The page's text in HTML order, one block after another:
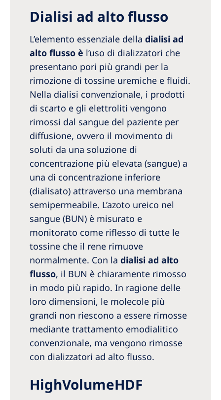
Dialisi ad alto flusso
L’elemento essenziale della dialisi ad
alto flusso è l’uso di dializzatori che
presentano pori più grandi per la
rimozione di tossine uremiche e fluidi.
Nella dialisi convenzionale, i prodotti
di scarto e gli elettroliti vengono
rimossi dal sangue del paziente per
diffusione, ovvero il movimento di
soluti da una soluzione di
concentrazione più elevata (sangue) a
una di concentrazione inferiore
(dialisato) attraverso una membrana
semipermeabile. L’azoto ureico nel
sangue (BUN) è misurato e
monitorato come riflesso di tutte le
tossine che il rene rimuove
normalmente. Con la dialisi ad alto
flusso, il BUN è chiaramente rimosso
in modo più rapido. In ragione delle
loro dimensioni, le molecole più
grandi non riescono a essere rimosse
mediante trattamento emodialitico
convenzionale, ma vengono rimosse
con dializzatori ad alto flusso.
HighVolumeHDF